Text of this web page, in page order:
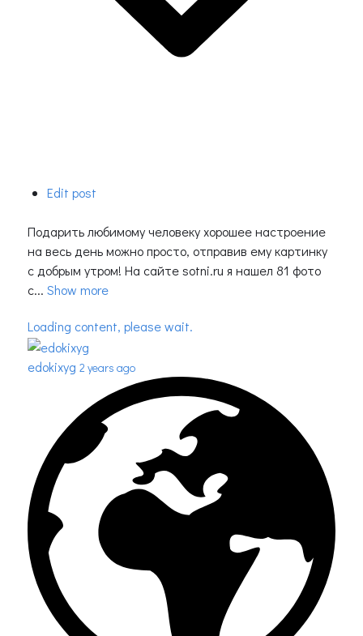
Edit post
Подарить любимому человеку хорошее настроение
на весь день можно просто, отправив ему картинку
с добрым утром! На сайте sotni.ru я нашел 81 фото
с... Show more
Loading content, please wait.
edokixyg 2 years ago